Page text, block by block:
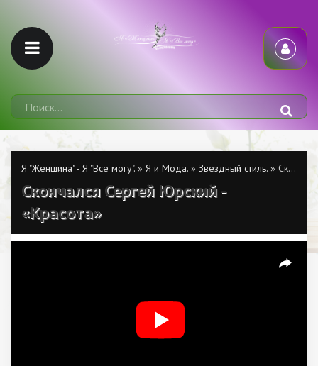
Я "Женщина" - Я "Всё могу". » Я и Мода. » Звездный стиль. » Скончался Сергей Юрский - «Красота»
Скончался Сергей Юрский -
«Красота»